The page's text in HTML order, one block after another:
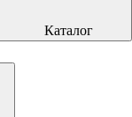
Каталог